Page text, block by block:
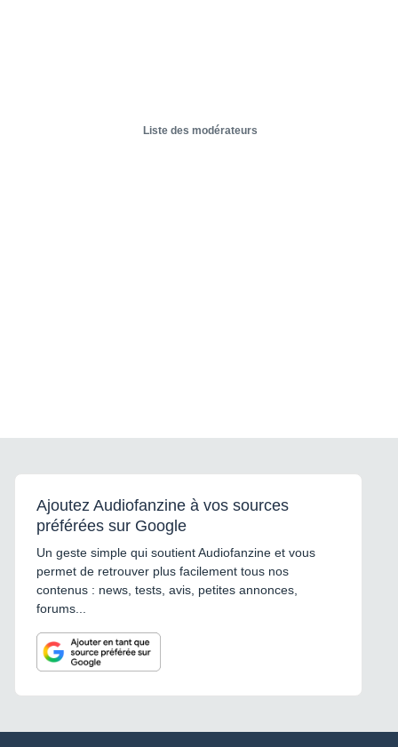
Liste des modérateurs
Ajoutez Audiofanzine à vos sources
préférées sur Google
Un geste simple qui soutient Audiofanzine et vous
permet de retrouver plus facilement tous nos
contenus : news, tests, avis, petites annonces,
forums...